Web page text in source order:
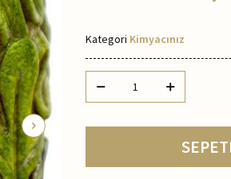
Kategori Kimyacınız